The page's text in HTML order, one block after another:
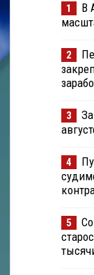
1
В
2
3
4
5